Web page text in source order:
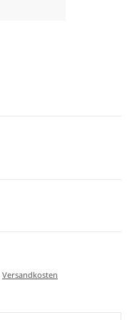
Versandkosten